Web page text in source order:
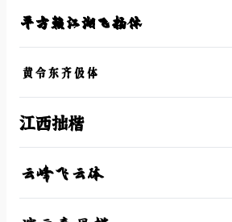
平方赖江湖飞扬体
黄令东齐伋体
江西拙楷
云峰飞云体